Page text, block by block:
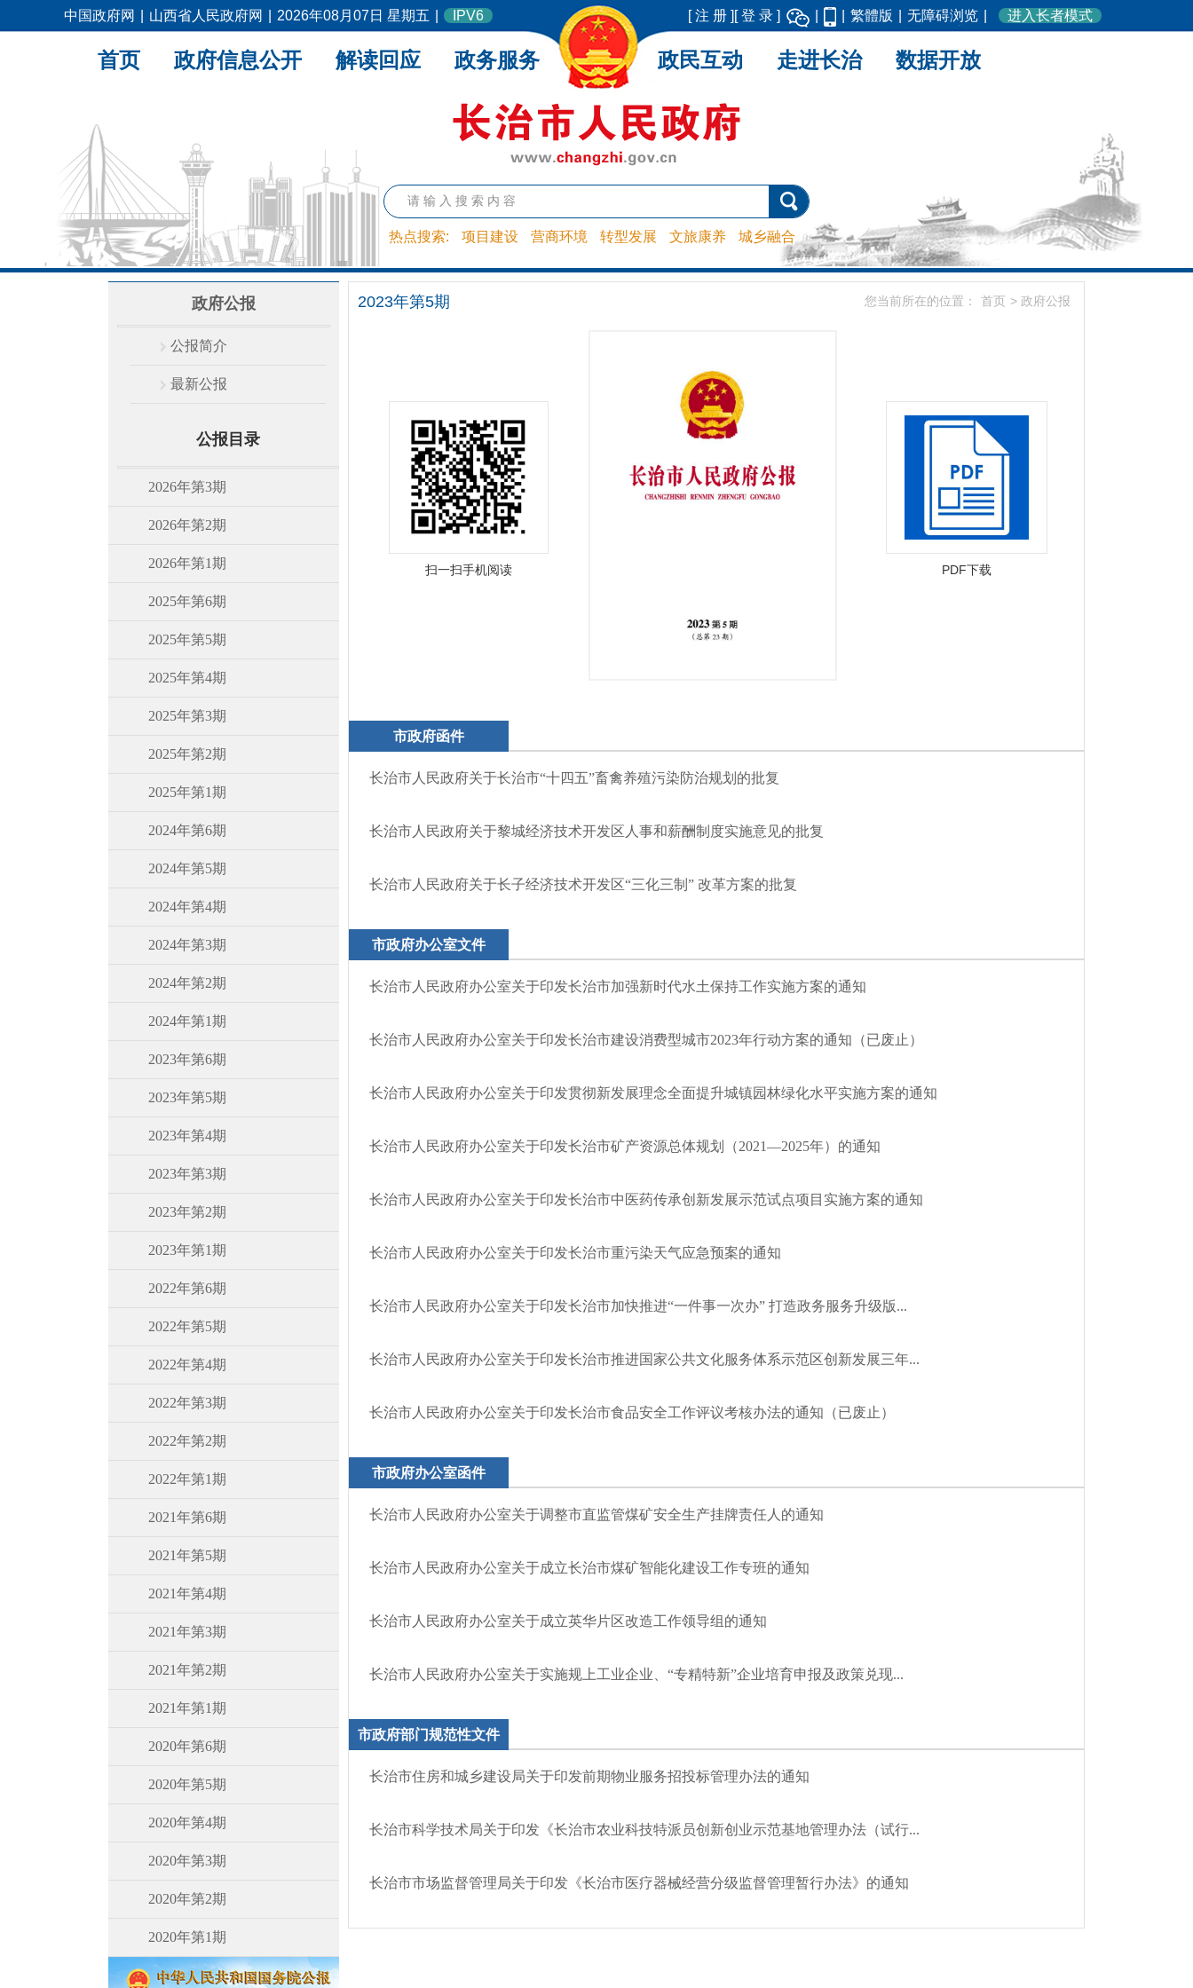
中国政府网 山西省人民政府网 2026年08月07日 星期五 IPV6 [ 登 录 ]
[ 注 册 ] 繁體版 无障碍浏览 进入长者模式
热点搜索: 项目建设 营商环境 转型发展 文旅康养 城乡融合
首页 政府信息公开 解读回应 政务服务 政民互动 走进长治 数据开放
政府公报
公报简介
最新公报
公报目录
2026年第3期
2026年第2期
2026年第1期
2025年第6期
2025年第5期
2025年第4期
2025年第3期
2025年第2期
2025年第1期
2024年第6期
2024年第5期
2024年第4期
2024年第3期
2024年第2期
2024年第1期
2023年第6期
2023年第5期
2023年第4期
2023年第3期
2023年第2期
2023年第1期
2022年第6期
2022年第5期
2022年第4期
2022年第3期
2022年第2期
2022年第1期
2021年第6期
2021年第5期
2021年第4期
2021年第3期
2021年第2期
2021年第1期
2020年第6期
2020年第5期
2020年第4期
2020年第3期
2020年第2期
2020年第1期
2023年第5期 您当前所在的位置： 首页 > 政府公报
扫一扫手机阅读 PDF下载
市政府函件
长治市人民政府关于长治市“十四五”畜禽养殖污染防治规划的批复
长治市人民政府关于黎城经济技术开发区人事和薪酬制度实施意见的批复
长治市人民政府关于长子经济技术开发区“三化三制” 改革方案的批复
市政府办公室文件
长治市人民政府办公室关于印发长治市加强新时代水土保持工作实施方案的通知
长治市人民政府办公室关于印发长治市建设消费型城市2023年行动方案的通知（已废止）
长治市人民政府办公室关于印发贯彻新发展理念全面提升城镇园林绿化水平实施方案的通知
长治市人民政府办公室关于印发长治市矿产资源总体规划（2021—2025年）的通知
长治市人民政府办公室关于印发长治市中医药传承创新发展示范试点项目实施方案的通知
长治市人民政府办公室关于印发长治市重污染天气应急预案的通知
长治市人民政府办公室关于印发长治市加快推进“一件事一次办” 打造政务服务升级版...
长治市人民政府办公室关于印发长治市推进国家公共文化服务体系示范区创新发展三年...
长治市人民政府办公室关于印发长治市食品安全工作评议考核办法的通知（已废止）
市政府办公室函件
长治市人民政府办公室关于调整市直监管煤矿安全生产挂牌责任人的通知
长治市人民政府办公室关于成立长治市煤矿智能化建设工作专班的通知
长治市人民政府办公室关于成立英华片区改造工作领导组的通知
长治市人民政府办公室关于实施规上工业企业、“专精特新”企业培育申报及政策兑现...
市政府部门规范性文件
长治市住房和城乡建设局关于印发前期物业服务招投标管理办法的通知
长治市科学技术局关于印发《长治市农业科技特派员创新创业示范基地管理办法（试行...
长治市市场监督管理局关于印发《长治市医疗器械经营分级监督管理暂行办法》的通知